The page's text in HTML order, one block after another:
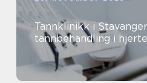
Tannklinikk i
tannbehandling i